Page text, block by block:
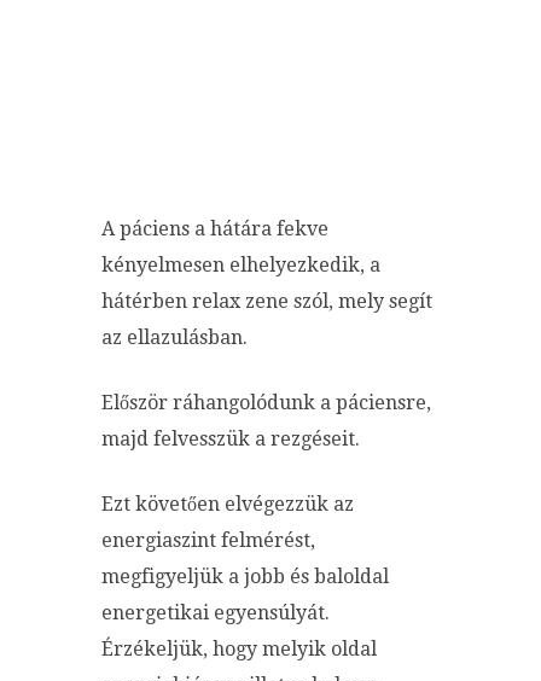
A páciens a hátára fekve
kényelmesen elhelyezkedik, a
hátérben relax zene szól, mely segít
az ellazulásban.
Először ráhangolódunk a páciensre,
majd felvesszük a rezgéseit.
Ezt követően elvégezzük az
energiaszint felmérést,
megfigyeljük a jobb és baloldal
energetikai egyensúlyát.
Érzékeljük, hogy melyik oldal